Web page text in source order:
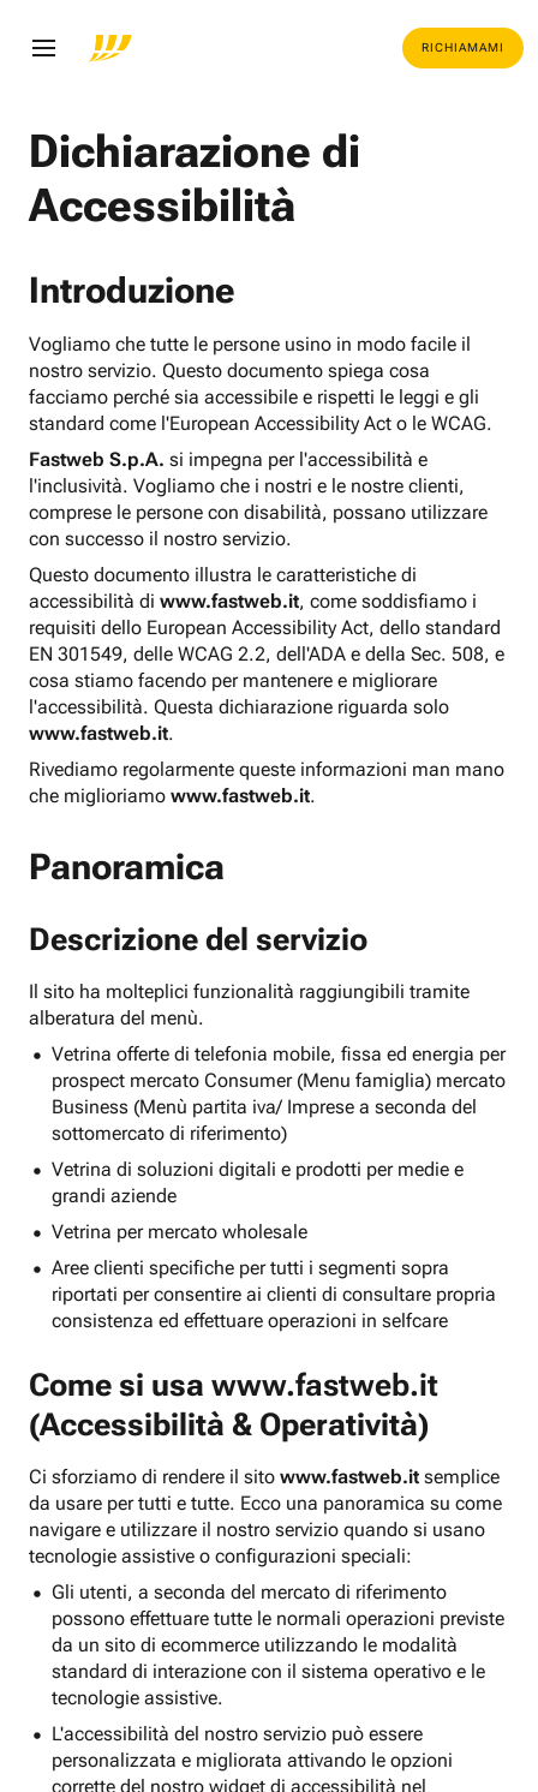
RICHIAMAMI
Dichiarazione di
Accessibilità
Introduzione
Vogliamo che tutte le persone usino in modo facile il
nostro servizio. Questo documento spiega cosa
facciamo perché sia accessibile e rispetti le leggi e gli
standard come l'European Accessibility Act o le WCAG.
Fastweb S.p.A. si impegna per l'accessibilità e
l'inclusività. Vogliamo che i nostri e le nostre clienti,
comprese le persone con disabilità, possano utilizzare
con successo il nostro servizio.
Questo documento illustra le caratteristiche di
accessibilità di www.fastweb.it, come soddisfiamo i
requisiti dello European Accessibility Act, dello standard
EN 301549, delle WCAG 2.2, dell'ADA e della Sec. 508, e
cosa stiamo facendo per mantenere e migliorare
l'accessibilità. Questa dichiarazione riguarda solo
www.fastweb.it.
Rivediamo regolarmente queste informazioni man mano
che miglioriamo www.fastweb.it.
Panoramica
Descrizione del servizio
Il sito ha molteplici funzionalità raggiungibili tramite
alberatura del menù.
Vetrina offerte di telefonia mobile, fissa ed energia per
prospect mercato Consumer (Menu famiglia) mercato
Business (Menù partita iva/ Imprese a seconda del
sottomercato di riferimento)
Vetrina di soluzioni digitali e prodotti per medie e
grandi aziende
Vetrina per mercato wholesale
Aree clienti specifiche per tutti i segmenti sopra
riportati per consentire ai clienti di consultare propria
consistenza ed effettuare operazioni in selfcare
Come si usa www.fastweb.it
(Accessibilità & Operatività)
Ci sforziamo di rendere il sito www.fastweb.it semplice
da usare per tutti e tutte. Ecco una panoramica su come
navigare e utilizzare il nostro servizio quando si usano
tecnologie assistive o configurazioni speciali:
Gli utenti, a seconda del mercato di riferimento
possono effettuare tutte le normali operazioni previste
da un sito di ecommerce utilizzando le modalità
standard di interazione con il sistema operativo e le
tecnologie assistive.
L'accessibilità del nostro servizio può essere
personalizzata e migliorata attivando le opzioni
corrette del nostro widget di accessibilità nel